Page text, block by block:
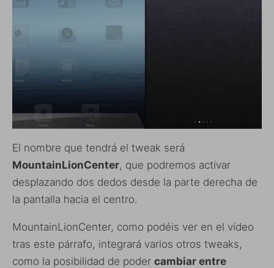
El nombre que tendrá el tweak será
MountainLionCenter, que podremos activar
desplazando dos dedos desde la parte derecha de
la pantalla hacia el centro.
MountainLionCenter, como podéis ver en el vídeo
tras este párrafo, integrará varios otros tweaks,
como la posibilidad de poder cambiar entre